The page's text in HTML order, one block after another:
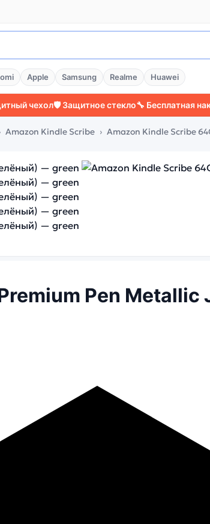
Apple Samsung Realme Huawei
🛡️ Защитное стекло🔧 Бесплатная наклейка
Amazon Kindle Scribe Amazon Kindle Scribe
Pen Metallic